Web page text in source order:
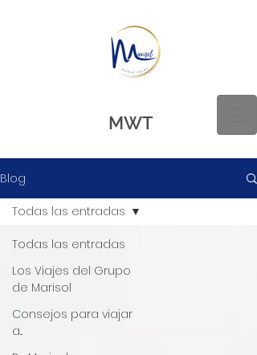
Blog
Todas las entradas
Los Viajes del Grupo
de Marisol
Consejos para viajar
a...
Todas las entradas